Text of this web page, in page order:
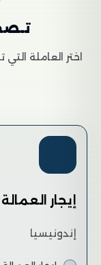
اختر العاملة
إيجار
إندونيسيا